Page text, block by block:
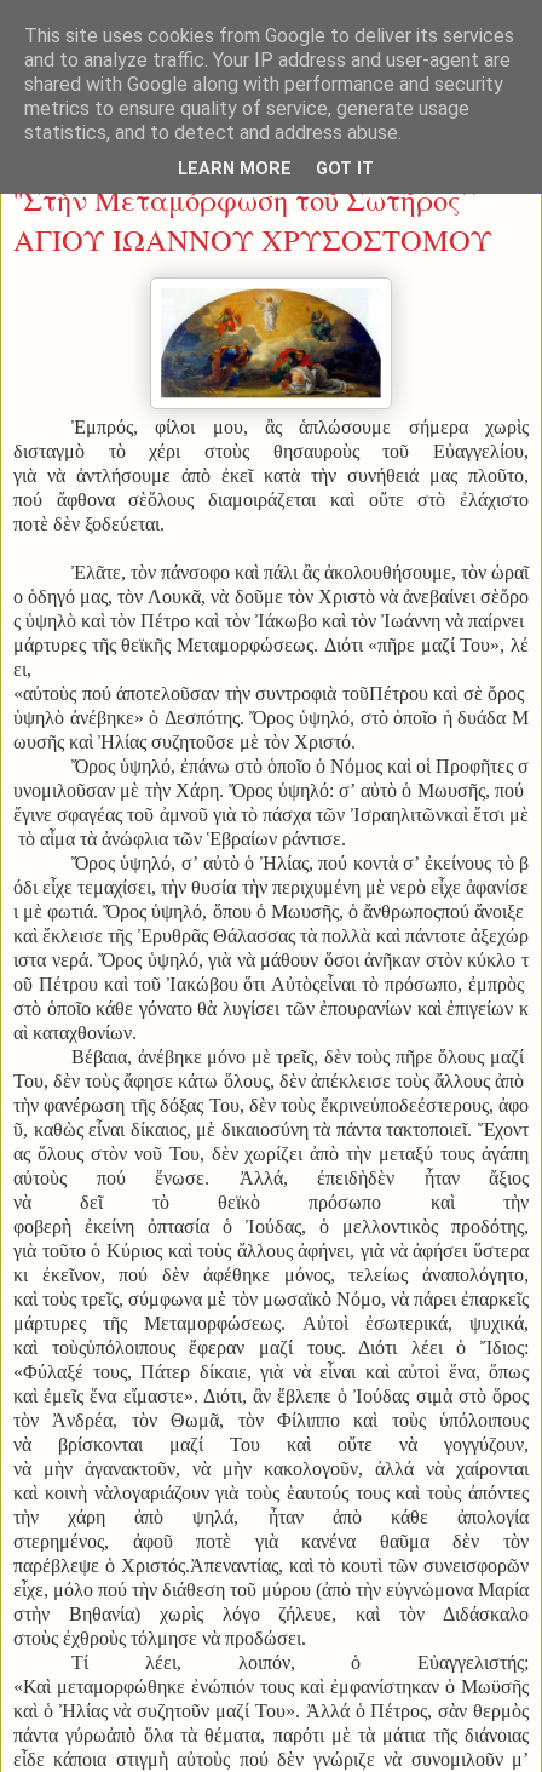
Τετάρτη 6 Αυγούστου 2014
''Στὴν Μεταμόρφωση τοῦ Σωτῆρος΄΄
ΑΓΙΟΥ ΙΩΑΝΝΟΥ ΧΡΥΣΟΣΤΟΜΟΥ
Ἐμπρός, φίλοι μου, ἂς ἁπλώσουμε σήμερα χωρὶς
δισταγμὸ τὸ χέρι στοὺς θησαυροὺς τοῦ Εὐαγγελίου,
γιὰ νὰ ἀντλήσουμε ἀπὸ ἐκεῖ κατὰ τὴν συνήθειά μας πλοῦτο,
πού ἄφθονα σὲὅλους διαμοιράζεται καὶ οὔτε στὸ ἐλάχιστο
ποτὲ δὲν ξοδεύεται.
Ἐλᾶτε, τὸν πάνσοφο καὶ πάλι ἂς ἀκολουθήσουμε, τὸν ὡραῖ
ο ὁδηγό μας,τὸν Λουκᾶ,νὰ δοῦμε τὸν Χριστὸ νὰ ἀνεβαίνει σὲὄρο
ς ὑψηλὸ καὶ τὸν Πέτρο καὶ τὸν Ἰάκωβο καὶ τὸν Ἰωάννη νὰ παίρνει
μάρτυρες τῆς θεϊκῆς Μεταμορφώσεως. Διότι«πῆρε μαζί Του», λέ
ει,
«αὐτοὺς πού ἀποτελοῦσαν τὴν συντροφιὰ τοῦΠέτρου καὶ σὲ ὄρος
ὑψηλὸ ἀνέβηκε»ὁ Δεσπότης.Ὄρος ὑψηλό, στὸ ὁποῖο ἡ δυάδα Μ
ωυσῆς καὶ Ἠλίας συζητοῦσε μὲ τὸν Χριστό.
Ὄρος ὑψηλό, ἐπάνω στὸ ὁποῖο ὁ Νόμος καὶ οἱ Προφῆτες σ
υνομιλοῦσαν μὲ τὴν Χάρη.Ὄρος ὑψηλό: σ’αὐτὸ ὁ Μωυσῆς,πού
ἔγινε σφαγέας τοῦ ἀμνοῦ γιὰ τὸ πάσχα τῶν Ἰσραηλιτῶνκαὶ ἔτσι μὲ
τὸ αἷμα τὰ ἀνώφλια τῶν Ἑβραίων ράντισε.
Ὄρος ὑψηλό, σ’αὐτὸ ὁ Ἠλίας,πού κοντὰ σ’ἐκείνους τὸ β
όδι εἶχε τεμαχίσει,τὴν θυσία τὴν περιχυμένη μὲ νερὸ εἶχε ἀφανίσε
ι μὲ φωτιά.Ὄρος ὑψηλό, ὅπου ὁ Μωυσῆς, ὁ ἄνθρωποςπού ἄνοιξε
καὶ ἔκλεισε τῆς Ἐρυθρᾶς Θάλασσας τὰ πολλὰ καὶ πάντοτε ἀξεχώρ
ιστα νερά.Ὄρος ὑψηλό,γιὰ νὰ μάθουν ὅσοι ἀνῆκαν στὸν κύκλο τ
οῦ Πέτρου καὶ τοῦ Ἰακώβου ὅτι Αὐτὸςεἶναι τὸ πρόσωπο,ἐμπρὸς
στὸ ὁποῖο κάθε γόνατο θὰ λυγίσει τῶν ἐπουρανίων καὶ ἐπιγείων κ
αὶ καταχθονίων.
Βέβαια, ἀνέβηκε μόνο μὲ τρεῖς, δὲν τοὺς πῆρε ὅλους μαζί
Του,δὲν τοὺς ἄφησε κάτω ὅλους, δὲν ἀπέκλεισε τοὺς ἄλλους ἀπὸ
τὴν φανέρωση τῆς δόξας Του, δὲν τοὺς ἔκρινεὑποδεέστερους, ἀφο
ῦ, καθὼς εἶναι δίκαιος, μὲ δικαιοσύνη τὰ πάντα τακτοποιεῖ.Ἔχοντ
ας ὅλους στὸν νοῦ Του, δὲν χωρίζει ἀπὸ τὴν μεταξύ τους ἀγάπη
αὐτοὺς πού ἕνωσε. Ἀλλά, ἐπειδὴδὲν ἦταν ἄξιος
νὰ δεῖ τὸ θεϊκὸ πρόσωπο καὶ τὴν
φοβερὴ ἐκείνη ὀπτασία ὁ Ἰούδας, ὁ μελλοντικὸς προδότης,
γιὰ τοῦτο ὁ Κύριος καὶ τοὺς ἄλλους ἀφήνει, γιὰ νὰ ἀφήσει ὕστερα
κι ἐκεῖνον, πού δὲν ἀφέθηκε μόνος, τελείως ἀναπολόγητο,
καὶ τοὺς τρεῖς, σύμφωνα μὲ τὸν μωσαϊκὸ Νόμο, νὰ πάρει ἐπαρκεῖς
μάρτυρες τῆς Μεταμορφώσεως. Αὐτοὶ ἐσωτερικά, ψυχικά,
καὶ τοὺςὑπόλοιπους ἔφεραν μαζί τους. Διότι λέει ὁ Ἴδιος:
«Φύλαξέ τους, Πάτερ δίκαιε, γιὰ νὰ εἶναι καὶ αὐτοὶ ἕνα, ὅπως
καὶ ἐμεῖς ἕνα εἴμαστε». Διότι, ἂν ἔβλεπε ὁ Ἰούδας σιμὰ στὸ ὅρος
τὸν Ἀνδρέα, τὸν Θωμᾶ, τὸν Φίλιππο καὶ τοὺς ὑπόλοιπους
νὰ βρίσκονται μαζί Του καὶ οὔτε νὰ γογγύζουν,
νὰ μὴν ἀγανακτοῦν, νὰ μὴν κακολογοῦν, ἀλλά νὰ χαίρονται
καὶ κοινὴ νὰλογαριάζουν γιὰ τοὺς ἑαυτούς τους καὶ τοὺς ἀπόντες
τὴν χάρη ἀπὸ ψηλά, ἦταν ἀπὸ κάθε ἀπολογία
στερημένος, ἀφοῦ ποτὲ γιὰ κανένα θαῦμα δὲν τὸν
παρέβλεψε ὁ Χριστός.Ἀπεναντίας, καὶ τὸ κουτὶ τῶν συνεισφορῶν
εἶχε, μόλο πού τὴν διάθεση τοῦ μύρου (ἀπὸ τὴν εὐγνώμονα Μαρία
στὴν Βηθανία) χωρὶς λόγο ζήλευε, καὶ τὸν Διδάσκαλο
στοὺς ἐχθροὺς τόλμησε νὰ προδώσει.
Τί λέει, λοιπόν, ὁ Εὐαγγελιστής;
«Καὶ μεταμορφώθηκε ἐνώπιόν τους καὶ ἐμφανίστηκαν ὁ Μωϋσῆς
καὶ ὁ Ἠλίας νὰ συζητοῦν μαζί Του». Ἀλλά ὁ Πέτρος, σὰν θερμὸς
πάντα γύρωἀπὸ ὅλα τὰ θέματα, παρότι μὲ τὰ μάτια τῆς διάνοιας
εἶδε κάποια στιγμὴ αὐτοὺς πού δὲν γνώριζε νὰ συνομιλοῦν μ’
This site uses cookies from Google to deliver its services
and to analyze traffic. Your IP address and user-agent are
shared with Google along with performance and security
metrics to ensure quality of service, generate usage
statistics, and to detect and address abuse.
LEARN MORE GOT IT